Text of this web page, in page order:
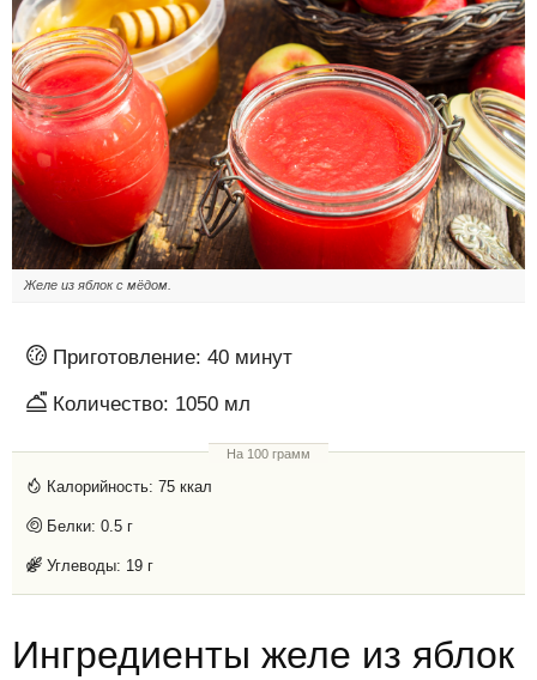
Желе из яблок с мёдом.
Приготовление: 40 минут
Количество: 1050 мл
На 100 грамм
Калорийность: 75 ккал
Белки: 0.5 г
Углеводы: 19 г
Ингредиенты желе из яблок